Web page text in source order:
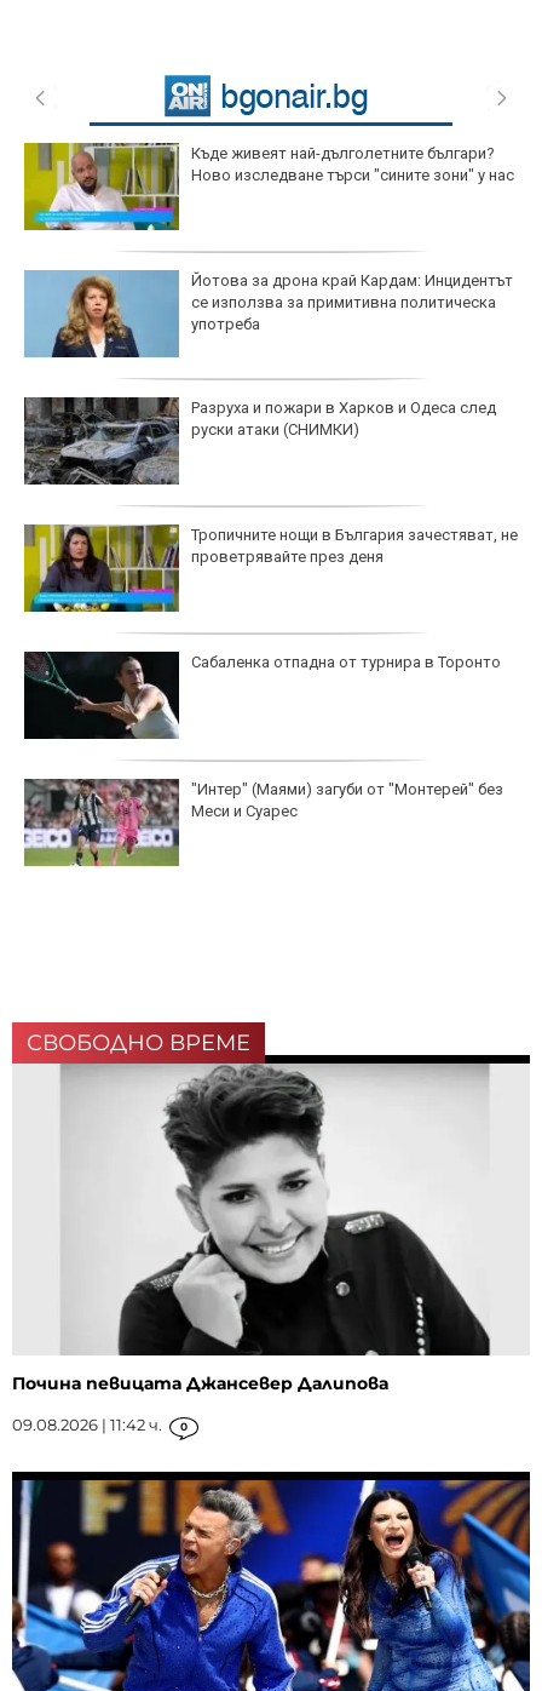
Къде живеят най-дълголетните българи?
Ново изследване търси "сините зони" у нас
Йотова за дрона край Кардам: Инцидентът
се използва за примитивна политическа
употреба
Разруха и пожари в Харков и Одеса след
руски атаки (СНИМКИ)
Тропичните нощи в България зачестяват, не
проветрявайте през деня
Сабаленка отпадна от турнира в Торонто
"Интер" (Маями) загуби от "Монтерей" без
Меси и Суарес
СВОБОДНО ВРЕМЕ
Почина певицата Джансевер Далипова
09.08.2026 | 11:42 ч. 0